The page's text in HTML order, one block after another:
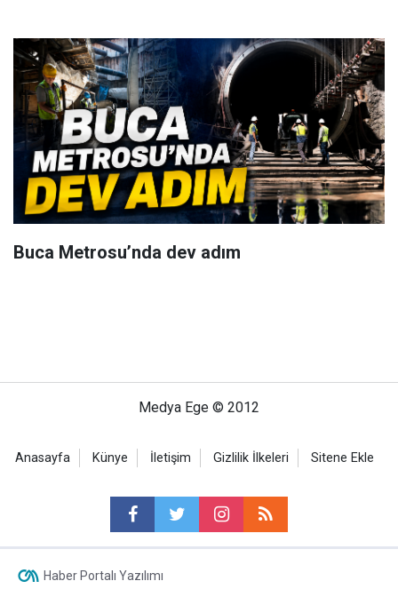
Buca Metrosu’nda dev adım
Medya Ege © 2012
Anasayfa Künye İletişim Gizlilik İlkeleri Sitene Ekle
Haber Portalı Yazılımı